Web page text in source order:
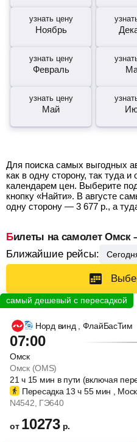
узнать цену
Ноябрь
узнать цену
Февраль
узнать цену
Май
Для поиска самых выгодных
как в одну сторону, так туда
календарем цен. Выберите
кнопку «Найти». В августе
одну сторону — 3 677 р., а
Билеты на самолет Омск
Ближайшие рейсы:
Норд винд , ФлайБасТим
07:00
Омск
Омск (OMS)
21ч15 мин в пути (включая
Пересадка 13ч 55 мин ,
N4542 , ГЭ640
от 10273 р.